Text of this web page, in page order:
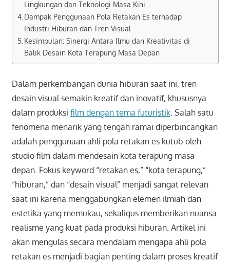
Lingkungan dan Teknologi Masa Kini
Dampak Penggunaan Pola Retakan Es terhadap
Industri Hiburan dan Tren Visual
Kesimpulan: Sinergi Antara Ilmu dan Kreativitas di
Balik Desain Kota Terapung Masa Depan
Dalam perkembangan dunia hiburan saat ini, tren
desain visual semakin kreatif dan inovatif, khususnya
dalam produksi film dengan tema futuristik. Salah satu
fenomena menarik yang tengah ramai diperbincangkan
adalah penggunaan ahli pola retakan es kutub oleh
studio film dalam mendesain kota terapung masa
depan. Fokus keyword “retakan es,” “kota terapung,”
“hiburan,” dan “desain visual” menjadi sangat relevan
saat ini karena menggabungkan elemen ilmiah dan
estetika yang memukau, sekaligus memberikan nuansa
realisme yang kuat pada produksi hiburan. Artikel ini
akan mengulas secara mendalam mengapa ahli pola
retakan es menjadi bagian penting dalam proses kreatif